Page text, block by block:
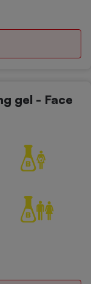
gel - Face